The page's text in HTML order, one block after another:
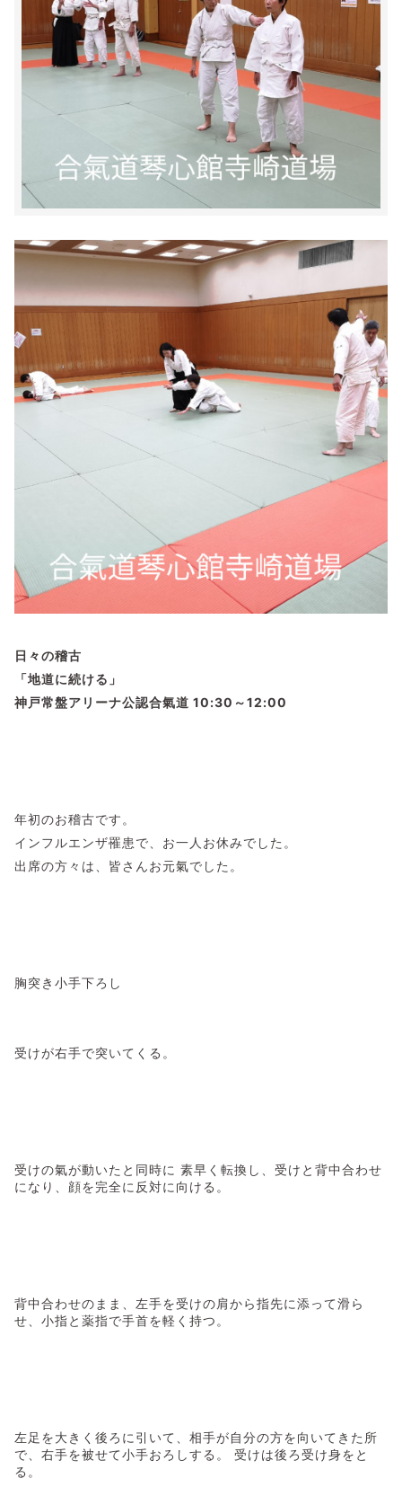
日々の稽古
「地道に続ける」
神戸常盤アリーナ公認合氣道 10:30～12:00
年初のお稽古です。
インフルエンザ罹患で、お一人お休みでした。
出席の方々は、皆さんお元氣でした。
胸突き小手下ろし
受けが右手で突いてくる。
受けの氣が動いたと同時に 素早く転換し、受けと背中合わせ
になり、顔を完全に反対に向ける。
背中合わせのまま、左手を受けの肩から指先に添って滑ら
せ、小指と薬指で手首を軽く持つ。
左足を大きく後ろに引いて、相手が自分の方を向いてきた所
で、右手を被せて小手おろしする。 受けは後ろ受け身をと
る。